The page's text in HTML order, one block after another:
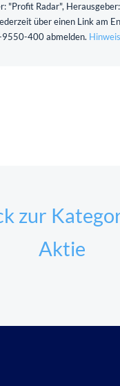
"Profit Radar",
über einen Link am
400 abmelden.
zur
Aktie